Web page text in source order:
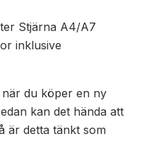
Stjärna A4/A7
inklusive
du köper en ny
kan det hända att
är detta tänkt som